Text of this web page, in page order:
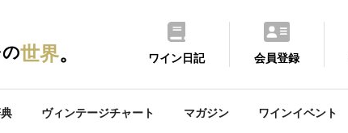
の世界。 ワイン日記 会員登録
ヴィンテージチャート マガジン ワインイベント